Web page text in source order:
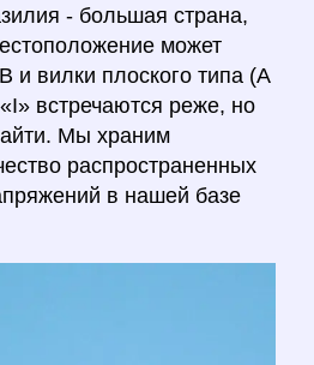
- большая страна,
может
и вилки плоского типа (A
встречаются реже, но
Мы храним
распространенных
в нашей базе